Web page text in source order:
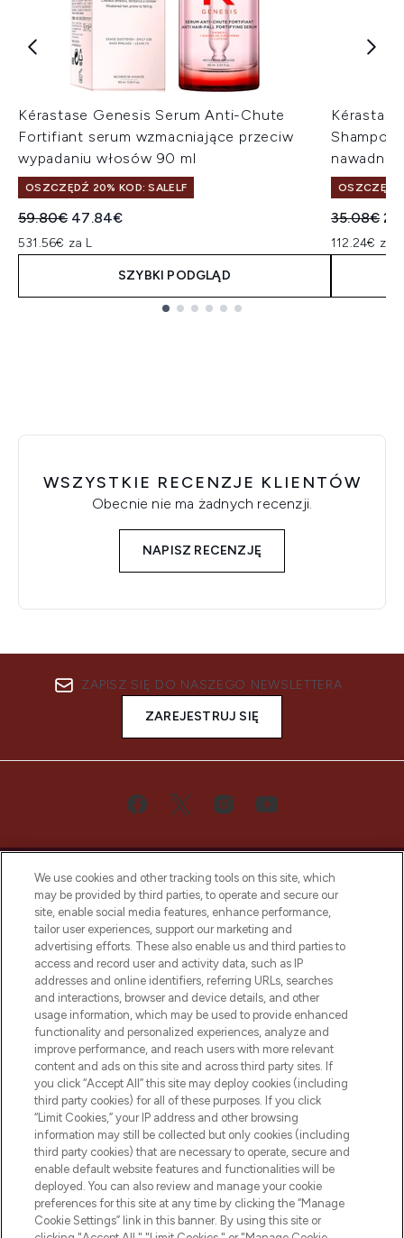
Kérastase Genesis Serum Anti-Chute
Fortifiant serum wzmacniające przeciw
wypadaniu włosów 90 ml
OSZCZĘDŹ 20% KOD: SALELF
Sugerowana cena detaliczna:
59.80€ Aktualna cena:
47.84€
531.56€ za L
SZYBKI PODGLĄD
Shampoo
OSZCZĘDŹ
35.08€
112.24€ za L
WSZYSTKIE RECENZJE KLIENTÓW
Obecnie nie ma żadnych recenzji.
NAPISZ RECENZJĘ
ZAPISZ SIĘ DO NASZEGO NEWSLETTERA
ZAREJESTRUJ SIĘ
Bądź pierwszą osobą, która dowie się o
najnowszych produktach, od niszowych i
uznanych marek, sezonowych trendach i
otrzyma ekskluzywne artykuły redakcyjne
z Sunday Supplement.
Zgoda na pliki cookie
Do Not Sell or Share My Personal
Information
POMOC & INFORMACJE
WAŻNE INFORMACJE
O LOOKFANTASTIC
We use cookies and other tracking tools on this site, which
may be provided by third parties, to operate and secure our
site, enable social media features, enhance performance,
tailor user experiences, support our marketing and
advertising efforts. These also enable us and third parties to
access and record user and activity data, such as IP
addresses and online identifiers, referring URLs, searches
and interactions, browser and device details, and other
usage information, which may be used to provide enhanced
functionality and personalized experiences, analyze and
improve performance, and reach users with more relevant
content and ads on this site and across third party sites. If
you click “Accept All” this site may deploy cookies (including
third party cookies) for all of these purposes. If you click
“Limit Cookies,” your IP address and other browsing
information may still be collected but only cookies (including
third party cookies) that are necessary to operate, secure and
enable default website features and functionalities will be
deployed. You can also review and manage your cookie
preferences for this site at any time by clicking the “Manage
Cookie Settings” link in this banner. By using this site or